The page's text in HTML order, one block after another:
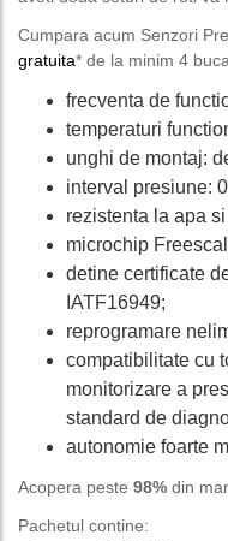
Cumpara acum Senzori
gratuita* de la minim 4
frecventa de
temperaturi
unghi de montaj:
interval presiune:
rezistenta la apa
microchip
detine certificate
IATF16949;
reprogramare
compatibilitate cu
monitorizare a
standard de
autonomie foarte
Acopera peste 98% din
Pachetul contine: